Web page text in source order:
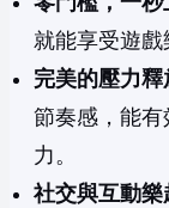
就能享受遊戲
完美的壓力釋
節奏感，能
力。
社交與互動樂